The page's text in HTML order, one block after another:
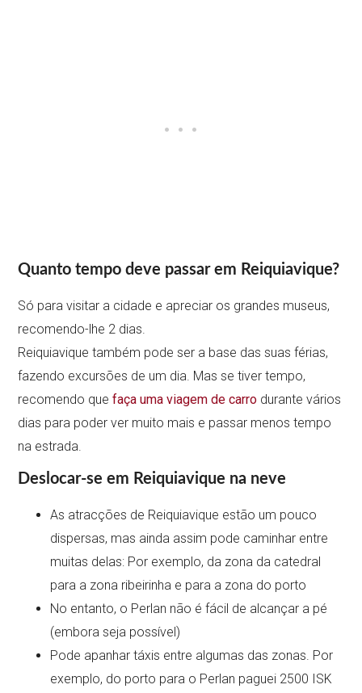
Quanto tempo deve passar em Reiquiavique?
Só para visitar a cidade e apreciar os grandes museus,
recomendo-lhe 2 dias.
Reiquiavique também pode ser a base das suas férias,
fazendo excursões de um dia. Mas se tiver tempo,
recomendo quefaça uma viagem de carro durante vários
dias para poder ver muito mais e passar menos tempo
na estrada.
Deslocar-se em Reiquiavique na neve
As atracções de Reiquiavique estão um pouco
dispersas, mas ainda assim pode caminhar entre
muitas delas: Por exemplo, da zona da catedral
para a zona ribeirinha e para a zona do porto
No entanto, o Perlan não é fácil de alcançar a pé
(embora seja possível)
Pode apanhar táxis entre algumas das zonas. Por
exemplo, do porto para o Perlan paguei 2500 ISK